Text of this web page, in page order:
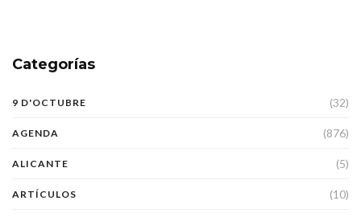
Categorías
9 D'OCTUBRE (32)
AGENDA (876)
ALICANTE (5)
ARTÍCULOS (10)